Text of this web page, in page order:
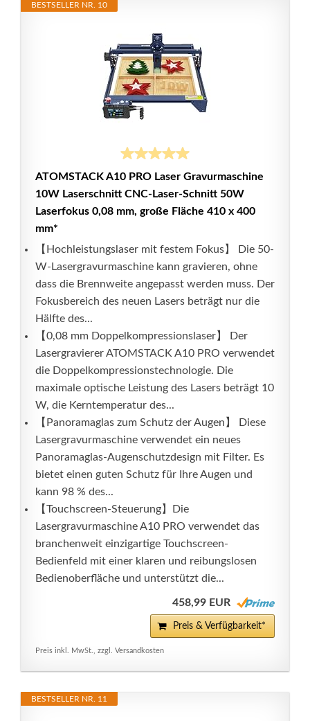
BESTSELLER NR. 10
ATOMSTACK A10 PRO Laser Gravurmaschine
10W Laserschnitt CNC-Laser-Schnitt 50W
Laserfokus 0,08 mm, große Fläche 410 x 400
mm*
【Hochleistungslaser mit festem Fokus】 Die 50-
W-Lasergravurmaschine kann gravieren, ohne
dass die Brennweite angepasst werden muss. Der
Fokusbereich des neuen Lasers beträgt nur die
Hälfte des...
【0,08 mm Doppelkompressionslaser】 Der
Lasergravierer ATOMSTACK A10 PRO verwendet
die Doppelkompressionstechnologie. Die
maximale optische Leistung des Lasers beträgt 10
W, die Kerntemperatur des...
【Panoramaglas zum Schutz der Augen】 Diese
Lasergravurmaschine verwendet ein neues
Panoramaglas-Augenschutzdesign mit Filter. Es
bietet einen guten Schutz für Ihre Augen und
kann 98 % des...
【Touchscreen-Steuerung】Die
Lasergravurmaschine A10 PRO verwendet das
branchenweit einzigartige Touchscreen-
Bedienfeld mit einer klaren und reibungslosen
Bedienoberfläche und unterstützt die...
458,99 EUR
Preis & Verfügbarkeit*
Preis inkl. MwSt., zzgl. Versandkosten
BESTSELLER NR. 11